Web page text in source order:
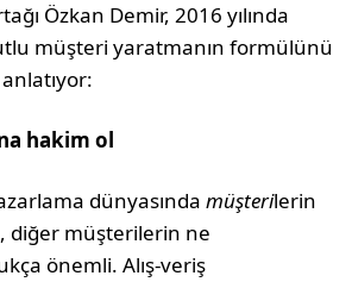
Özkan Demir, 2016 yılında
müşteri yaratmanın formülünü
hakim ol
dünyasındamüşterilerin
diğer müşterilerin ne
önemli. Alış-veriş